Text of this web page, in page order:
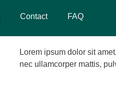
Contact FAQ
Lorem ipsum dolor sit
nec ullamcorper mattis,